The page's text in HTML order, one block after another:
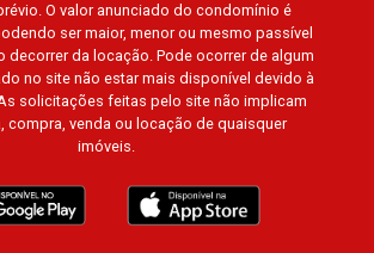
O valor anunciado do condomínio é
ser maior, menor ou mesmo passível
decorrer da locação. Pode ocorrer de algum
no site não estar mais disponível devido à
solicitações feitas pelo site não implicam
compra, venda ou locação de quaisquer
imóveis.